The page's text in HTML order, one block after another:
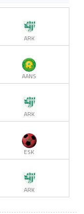
ARK
AANS
ARK
ESK
ARK